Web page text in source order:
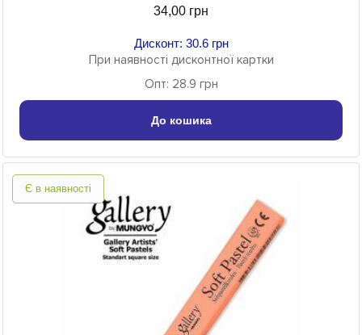
34,00 грн
Дисконт: 30.6 грн
При наявності дисконтної картки
Опт: 28.9 грн
До кошика
Є в наявності